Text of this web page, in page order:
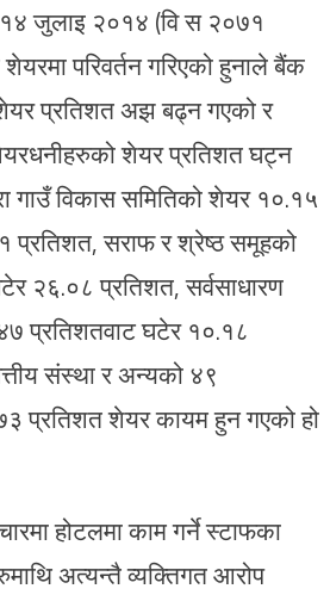
जुलाइ २०१४ (वि स २०७१
परिवर्तन गरिएको हुनाले बैंक
प्रतिशत अझ बढ्न गएको र
शेयर प्रतिशत घट्न
गाउँ विकास समितिको शेयर १०.१५
प्रतिशत, सराफ र श्रेष्ठ समूहको
२६.०८ प्रतिशत, सर्वसाधारण
प्रतिशतवाट घटेर १०.१८
संस्था र अन्यको ४९
प्रतिशत शेयर कायम हुन गएको हो
होटलमा काम गर्ने स्टाफका
अत्यन्तै व्यक्तिगत आरोप